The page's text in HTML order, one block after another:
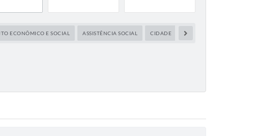
ECONÔMICO E SOCIAL ASSISTÊNCIA SOCIAL CIDADE CIDADE EMPREENDEDORA